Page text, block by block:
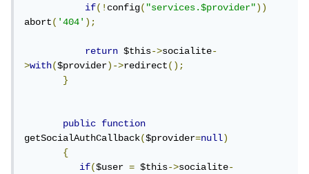
if(!config("services.$provider"))
abort('404');
return $this->socialite-
>with($provider)->redirect();
}
public
function
getSocialAuthCallback($provider=null)
{
if($user = $this->socialite-